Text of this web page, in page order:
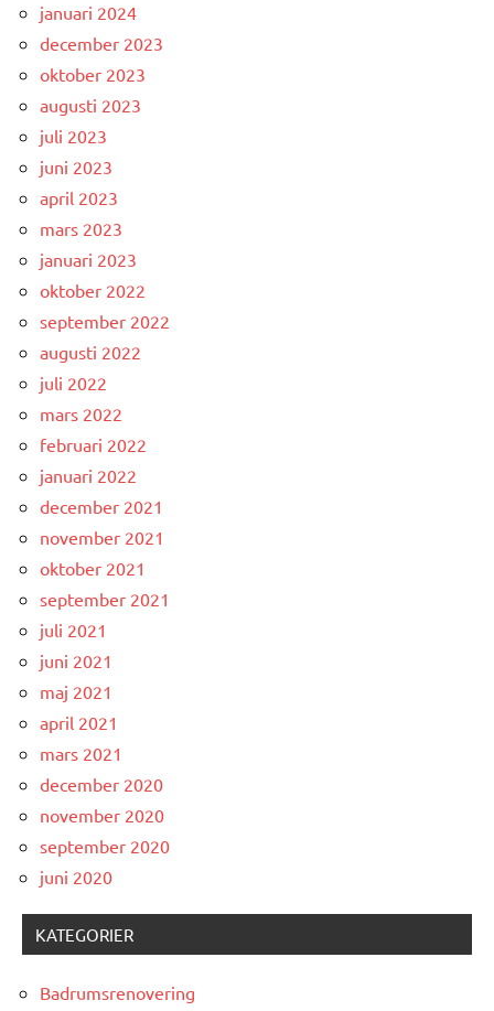
januari 2024
december 2023
oktober 2023
augusti 2023
juli 2023
juni 2023
april 2023
mars 2023
januari 2023
oktober 2022
september 2022
augusti 2022
juli 2022
mars 2022
februari 2022
januari 2022
december 2021
november 2021
oktober 2021
september 2021
juli 2021
juni 2021
maj 2021
april 2021
mars 2021
december 2020
november 2020
september 2020
juni 2020
KATEGORIER
Badrumsrenovering